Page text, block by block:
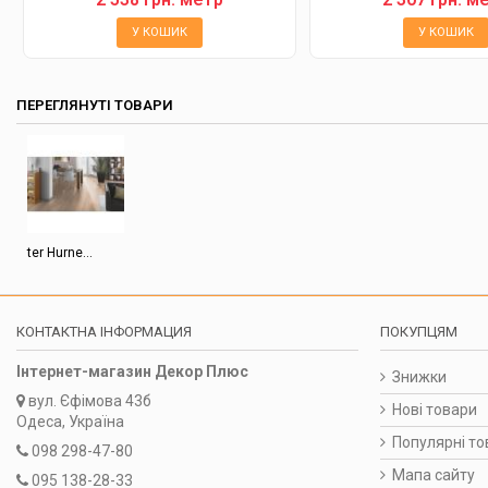
У КОШИК У КОШИК
ПЕРЕГЛЯНУТІ ТОВАРИ
ter Hurne...
КОНТАКТНА ІНФОРМАЦИЯ
Інтернет-магазин Декор Плюс
вул. Єфімова 43б
Одеса, Україна
098 298-47-80
095 138-28-33
ПОКУПЦЯМ
Знижки
Нові товари
Популярні
Мапа сайту